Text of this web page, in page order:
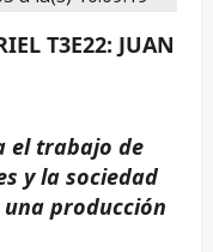
T3E22: JUAN
el trabajo de
y la sociedad
producción